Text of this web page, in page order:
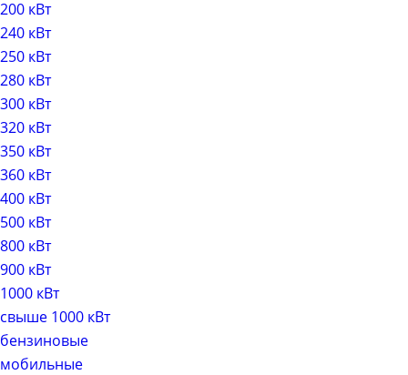
200 кВт
240 кВт
250 кВт
280 кВт
300 кВт
320 кВт
350 кВт
360 кВт
400 кВт
500 кВт
800 кВт
900 кВт
1000 кВт
свыше 1000 кВт
бензиновые
мобильные